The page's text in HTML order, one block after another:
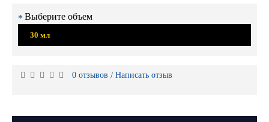
Выберите объем
30 мл
0 отзывов / Написать отзыв